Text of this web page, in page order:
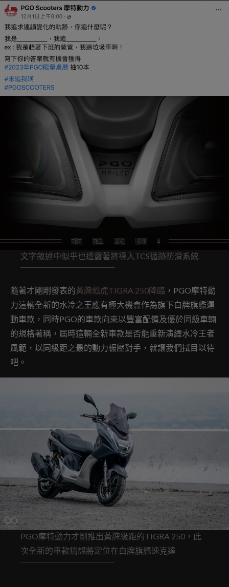
文字敘述中似乎也透露著將導入TCS循跡防滑系統
隨著才剛剛發表的黃牌彪虎TIGRA 250降臨 ，PGO摩特動
力這輛全新的水冷之王應有極大機會作為旗下白牌旗艦運
動車款，同時PGO的車款向來以豐富配備及優於同級車輛
的規格著稱，屆時這輛全新車款是否能重新演繹水冷王者
風範，以同級距之最的動力輾壓對手，就讓我們拭目以待
吧。
PGO摩特動力才剛推出黃牌級距的TIGRA 250，此
次全新的車款猜想將定位在白牌旗艦速克達